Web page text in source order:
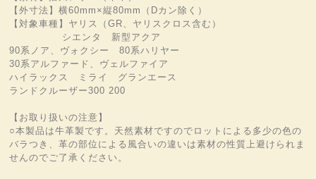
【外寸法】横60mm×縦80mm（Dカン除く）
【対象車種】ヤリス（GR、ヤリスクロス含む）
シエンタ 新型アクア
90系ノア、ヴォクシー 80系ハリヤー
30系アルファード、ヴェルファイア
ハイラックス ミライ グランエース
ランドクルーザー300 200
【お取り扱いの注意】
○本製品は牛革製です。天然素材ですのでロットによる多少の色の
バラつき、革の部位による風合いの違いは素材の性質上避けられま
せんのでご了承ください。